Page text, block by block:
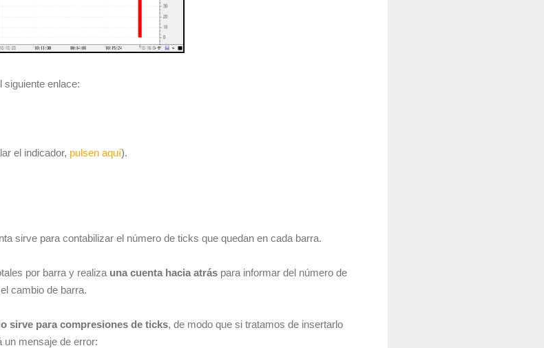
siguiente enlace:
el indicador, pulsen aquí).
sirve para contabilizar el número de ticks que quedan en cada barra.
por barra y realiza una cuenta hacia atrás para informar del número de
cambio de barra.
sirve para compresiones de ticks, de modo que si tratamos de insertarlo
un mensaje de error: